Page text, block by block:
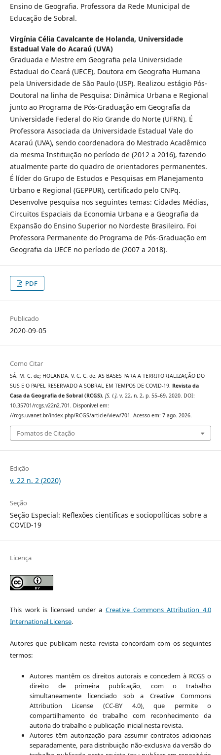
Ensino de Geografia. Professora da Rede Municipal de
Educação de Sobral.
Virgínia Célia Cavalcante de Holanda, Universidade
Estadual Vale do Acaraú (UVA)
Graduada e Mestre em Geografia pela Universidade
Estadual do Ceará (UECE), Doutora em Geografia Humana
pela Universidade de São Paulo (USP). Realizou estágio Pós-
Doutoral na linha de Pesquisa: Dinâmica Urbana e Regional
junto ao Programa de Pós-Graduação em Geografia da
Universidade Federal do Rio Grande do Norte (UFRN). É
Professora Associada da Universidade Estadual Vale do
Acaraú (UVA), sendo coordenadora do Mestrado Acadêmico
da mesma Instituição no período de (2012 a 2016), fazendo
atualmente parte do quadro de orientadores permanentes.
É líder do Grupo de Estudos e Pesquisas em Planejamento
Urbano e Regional (GEPPUR), certificado pelo CNPq.
Desenvolve pesquisa nos seguintes temas: Cidades Médias,
Circuitos Espaciais da Economia Urbana e a Geografia da
Expansão do Ensino Superior no Nordeste Brasileiro. Foi
Professora Permanente do Programa de Pós-Graduação em
Geografia da UECE no período de (2007 a 2018).
PDF
Publicado
2020-09-05
Como Citar
SÁ, M. C. de; HOLANDA, V. C. C. de. AS BASES PARA A TERRITORIALIZAÇÃO DO
SUS E O PAPEL RESERVADO A SOBRAL EM TEMPOS DE COVID-19. Revista da
Casa da Geografia de Sobral (RCGS), [S. l.], v. 22, n. 2, p. 55–69, 2020. DOI:
10.35701/rcgs.v22n2.701. Disponível em:
//rcgs.uvanet.br/index.php/RCGS/article/view/701. Acesso em: 7 ago. 2026.
Fomatos de Citação
Edição
v. 22 n. 2 (2020)
Seção
Seção Especial: Reflexões científicas e sociopolíticas sobre a
COVID-19
Licença
This work is licensed under aCreative Commons Attribution 4.0
International License.
Autores que publicam nesta revista concordam com os seguintes
termos:
Autores mantêm os direitos autorais e concedem à RCGS o
direito de primeira publicação, com o trabalho
simultaneamente licenciado sob a Creative Commons
Attribution License (CC-BY 4.0), que permite o
compartilhamento do trabalho com reconhecimento da
autoria do trabalho e publicação inicial nesta revista.
Autores têm autorização para assumir contratos adicionais
separadamente, para distribuição não-exclusiva da versão do